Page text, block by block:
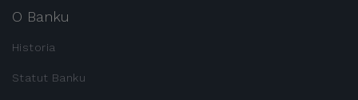
O Banku
Historia
Statut Banku